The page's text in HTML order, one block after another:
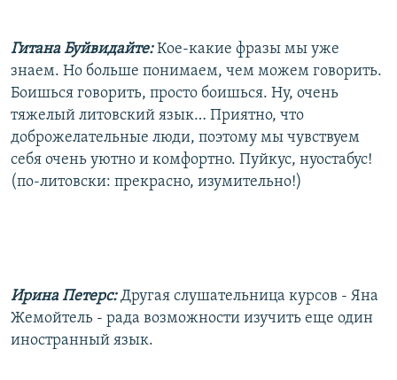
Гитана Буйвидайте:Кое-какие фразы мы уже
знаем. Но больше понимаем, чем можем говорить.
Боишься говорить, просто боишься. Ну, очень
тяжелый литовский язык… Приятно, что
доброжелательные люди, поэтому мы чувствуем
себя очень уютно и комфортно. Пуйкус, нуостабус!
(по-литовски: прекрасно, изумительно!)
Ирина Петерс:Другая слушательница курсов - Яна
Жемойтель - рада возможности изучить еще один
иностранный язык.